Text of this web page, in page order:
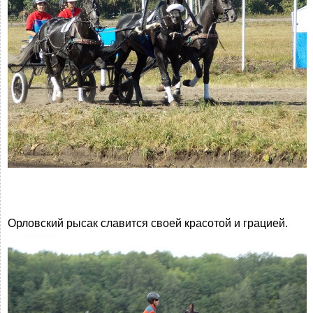
Орловский рысак славится своей красотой и грацией.